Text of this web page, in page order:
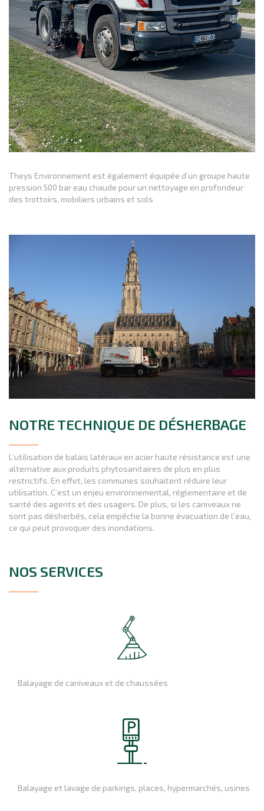
Theys Environnement est également équipée d’un groupe haute
pression 500 bar eau chaude pour un nettoyage en profondeur
des trottoirs, mobiliers urbains et sols
NOTRE TECHNIQUE DE DÉSHERBAGE
L’utilisation de balais latéraux en acier haute résistance est une
alternative aux produits phytosanitaires de plus en plus
restrictifs. En effet, les communes souhaitent réduire leur
utilisation. C’est un enjeu environnemental, réglementaire et de
santé des agents et des usagers. De plus, si les caniveaux ne
sont pas désherbés, cela empêche la bonne évacuation de l’eau,
ce qui peut provoquer des inondations.
NOS SERVICES
Balayage de caniveaux et de chaussées
Balayage et lavage de parkings, places, hypermarchés, usines